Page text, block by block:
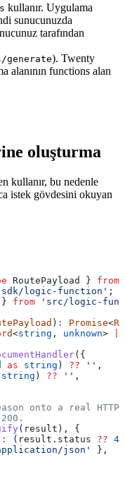
kullanır. Uygulama
sunucunuzda
tarafından
generate). Twenty
alanının functions alan
oluşturma
kullanır, bu nedenle
istek gövdesini okuyan
RoutePayload } from
logic-function' ;
} from 'src/logic-
) : Promise<
<string , unknown>
({
as string ) ?? '' ,
string ) ?? '' ,
onto a real HTTP
( result ), {
: ( result . status ??
json'
},